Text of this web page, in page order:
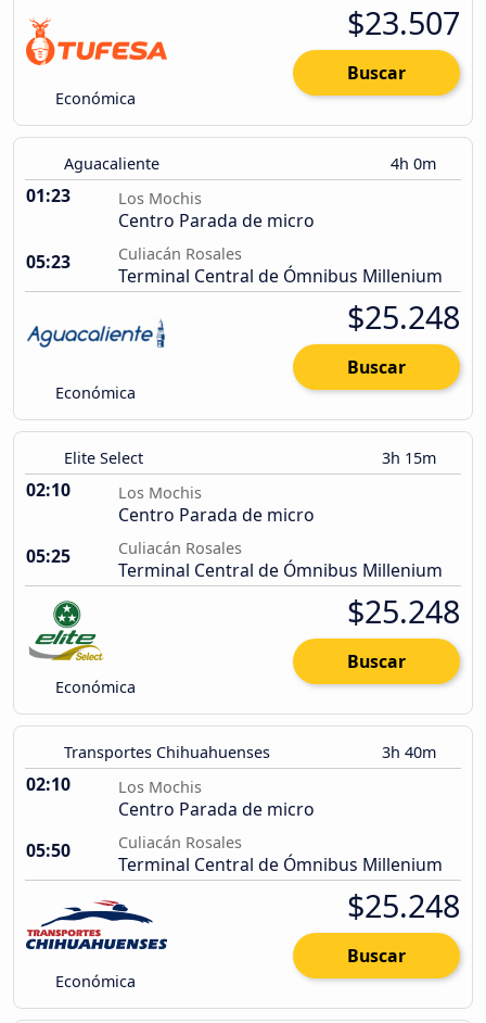
Económica
$23.507
Buscar
Aguacaliente 4h 0m
01:23 Los Mochis
Centro Parada de micro
05:23
Culiacán Rosales
Terminal Central de Ómnibus Millenium
Económica
$25.248
Buscar
Elite Select 3h 15m
02:10 Los Mochis
Centro Parada de micro
05:25
Culiacán Rosales
Terminal Central de Ómnibus Millenium
Económica
$25.248
Buscar
Transportes Chihuahuenses 3h 40m
02:10 Los Mochis
Centro Parada de micro
05:50
Culiacán Rosales
Terminal Central de Ómnibus Millenium
Económica
$25.248
Buscar